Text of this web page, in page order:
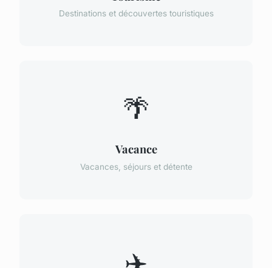
Destinations et découvertes touristiques
🌴
Vacance
Vacances, séjours et détente